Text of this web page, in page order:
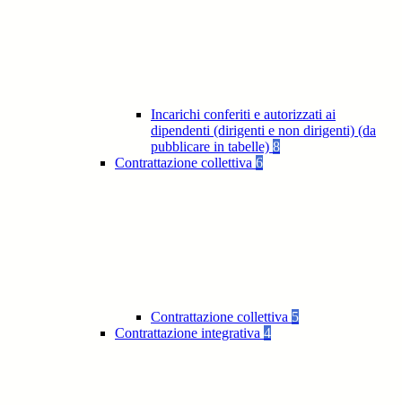
Incarichi conferiti e autorizzati ai
dipendenti (dirigenti e non dirigenti) (da
pubblicare in tabelle) 8
Contrattazione collettiva 6
Contrattazione collettiva 5
Contrattazione integrativa 4